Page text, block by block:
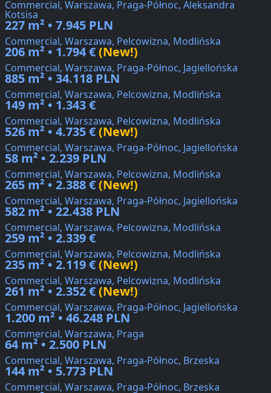
Commercial, Warszawa, Praga-Północ, Aleksandra
Kotsisa
227 m² • 7.945 PLN
Commercial, Warszawa, Pelcowizna, Modlińska
206 m² • 1.794 €(New!)
Commercial, Warszawa, Praga-Północ, Jagiellońska
885 m² • 34.118 PLN
Commercial, Warszawa, Pelcowizna, Modlińska
149 m² • 1.343 €
Commercial, Warszawa, Pelcowizna, Modlińska
526 m² • 4.735 €(New!)
Commercial, Warszawa, Praga-Północ, Jagiellońska
58 m² • 2.239 PLN
Commercial, Warszawa, Pelcowizna, Modlińska
265 m² • 2.388 €(New!)
Commercial, Warszawa, Praga-Północ, Jagiellońska
582 m² • 22.438 PLN
Commercial, Warszawa, Pelcowizna, Modlińska
259 m² • 2.339 €
Commercial, Warszawa, Pelcowizna, Modlińska
235 m² • 2.119 €(New!)
Commercial, Warszawa, Pelcowizna, Modlińska
261 m² • 2.352 €(New!)
Commercial, Warszawa, Praga-Północ, Jagiellońska
1.200 m² • 46.248 PLN
Commercial, Warszawa, Praga
64 m² • 2.500 PLN
Commercial, Warszawa, Praga-Północ, Brzeska
144 m² • 5.773 PLN
Commercial, Warszawa, Praga-Północ, Brzeska